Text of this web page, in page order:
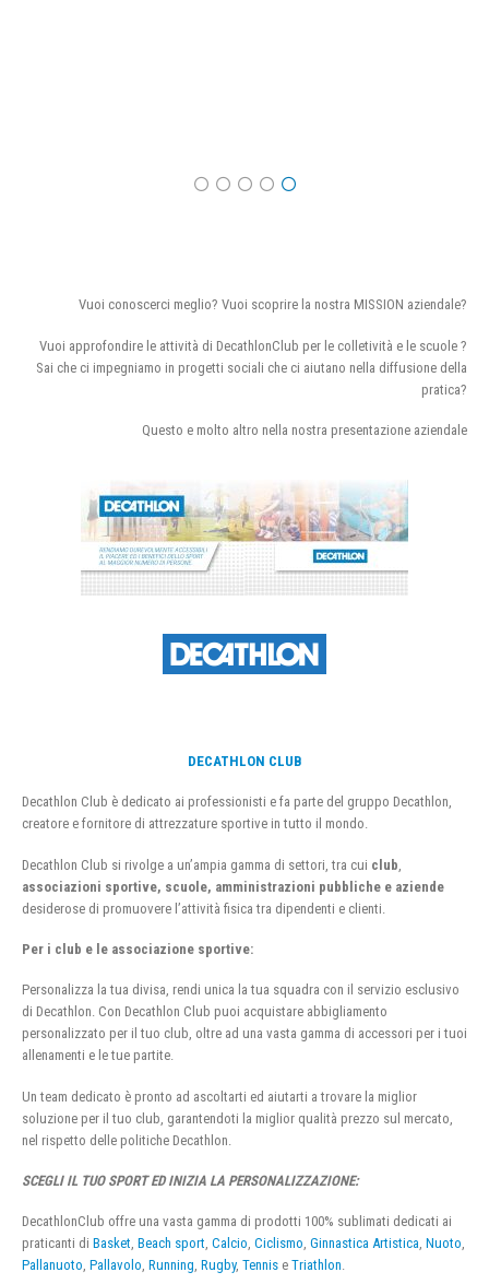
Vuoi conoscerci meglio? Vuoi scoprire la nostra MISSION aziendale?
Vuoi approfondire le attività di DecathlonClub per le colletività e le scuole ?
Sai che ci impegniamo in progetti sociali che ci aiutano nella diffusione della
pratica?
Questo e molto altro nella nostra presentazione aziendale
DECATHLON CLUB
Decathlon Club è dedicato ai professionisti e fa parte del gruppo Decathlon,
creatore e fornitore di attrezzature sportive in tutto il mondo.
Decathlon Club si rivolge a un’ampia gamma di settori, tra cui club
associazioni sportive, scuole, amministrazioni pubbliche e aziende
desiderose di promuovere l’attività fisica tra dipendenti e clienti.
Per i club e le associazione sportive:
Personalizza la tua divisa, rendi unica la tua squadra con il servizio esclusivo
di Decathlon. Con Decathlon Club puoi acquistare abbigliamento
personalizzato per il tuo club, oltre ad una vasta gamma di accessori per i tuoi
allenamenti e le tue partite.
Un team dedicato è pronto ad ascoltarti ed aiutarti a trovare la miglior
soluzione per il tuo club, garantendoti la miglior qualità prezzo sul mercato,
nel rispetto delle politiche Decathlon.
SCEGLI IL TUO SPORT ED INIZIA LA PERSONALIZZAZIONE:
DecathlonClub offre una vasta gamma di prodotti 100% sublimati dedicati ai
praticanti di Basket, Beach sport, Calcio, Ciclismo, Ginnastica Artistica, Nuoto,
Pallanuoto, Pallavolo, Running, Rugby, Tennis e Triathlon.